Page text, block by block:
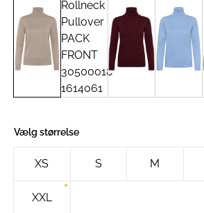
Vælg størrelse
XS S M
XXL